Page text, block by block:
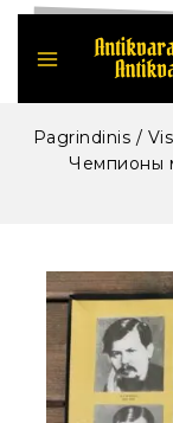
Pagrindinis /
Чемпионы